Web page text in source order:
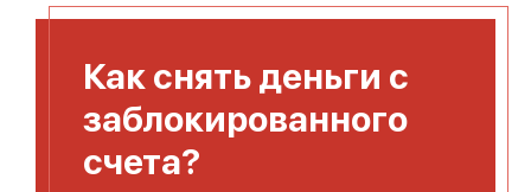
Как снять деньги с
заблокированного
счета?